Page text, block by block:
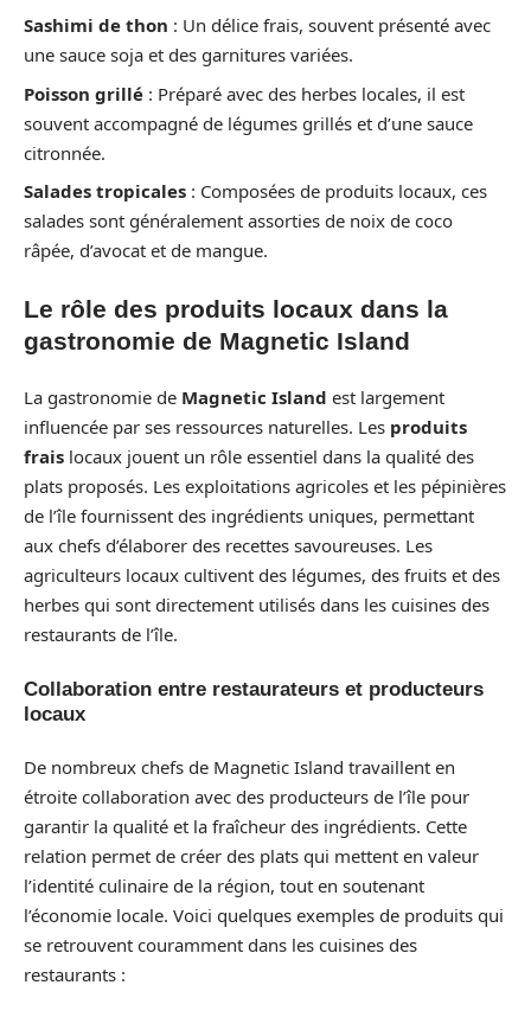
Sashimi de thon : Un délice frais, souvent présenté avec
une sauce soja et des garnitures variées.
Poisson grillé : Préparé avec des herbes locales, il est
souvent accompagné de légumes grillés et d’une sauce
citronnée.
Salades tropicales : Composées de produits locaux, ces
salades sont généralement assorties de noix de coco
râpée, d’avocat et de mangue.
Le rôle des produits locaux dans la
gastronomie de Magnetic Island
La gastronomie de Magnetic Island est largement
influencée par ses ressources naturelles. Les produits
frais locaux jouent un rôle essentiel dans la qualité des
plats proposés. Les exploitations agricoles et les pépinières
de l’île fournissent des ingrédients uniques, permettant
aux chefs d’élaborer des recettes savoureuses. Les
agriculteurs locaux cultivent des légumes, des fruits et des
herbes qui sont directement utilisés dans les cuisines des
restaurants de l’île.
Collaboration entre restaurateurs et producteurs
locaux
De nombreux chefs de Magnetic Island travaillent en
étroite collaboration avec des producteurs de l’île pour
garantir la qualité et la fraîcheur des ingrédients. Cette
relation permet de créer des plats qui mettent en valeur
l’identité culinaire de la région, tout en soutenant
l’économie locale. Voici quelques exemples de produits qui
se retrouvent couramment dans les cuisines des
restaurants :